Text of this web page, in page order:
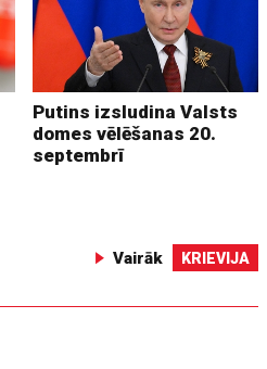
Putins izsludina Valsts
domes vēlēšanas 20.
septembrī
Vairāk KRIEVIJA